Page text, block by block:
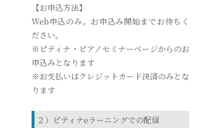
【お申込方法】
Web申込のみ。お申込み開始までお待ちく
ださい。
※ピティナ・ピアノセミナーページからのお
申込みとなります
※お支払いはクレジットカード決済のみとな
ります
２）ピティナeラーニングでの配信